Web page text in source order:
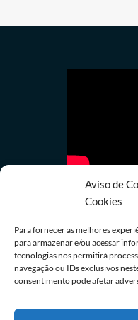
Aviso de
Cookies
Para fornecer as melhores
para armazenar e/ou acessar
tecnologias nos permitirá
navegação ou IDs exclusivos
consentimento pode afetar
Últimas notícias
Justiças Eleitoral e
contra assédio
Redação 06/08/2026